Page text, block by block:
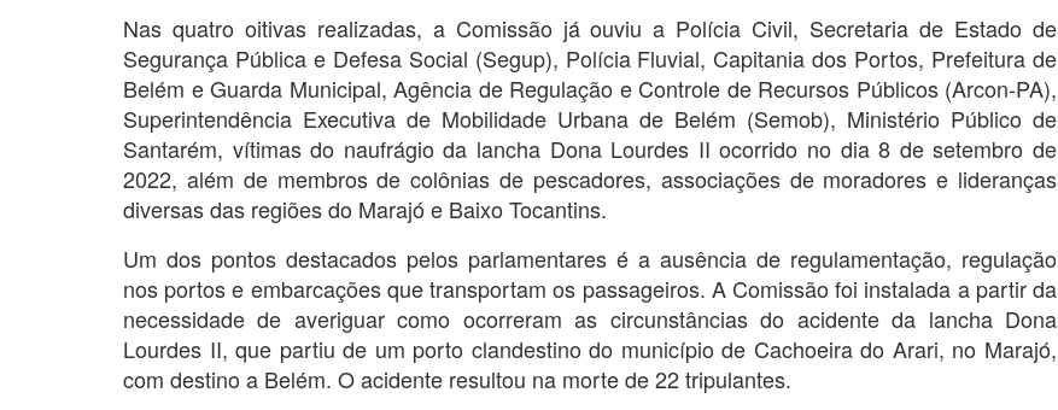
Nas quatro oitivas realizadas, a Comissão já ouviu a Polícia Civil, Secretaria de Estado de
Segurança Pública e Defesa Social (Segup), Polícia Fluvial, Capitania dos Portos, Prefeitura de
Belém e Guarda Municipal, Agência de Regulação e Controle de Recursos Públicos (Arcon-PA),
Superintendência Executiva de Mobilidade Urbana de Belém (Semob), Ministério Público de
Santarém, vítimas do naufrágio da lancha Dona Lourdes II ocorrido no dia 8 de setembro de
2022, além de membros de colônias de pescadores, associações de moradores e lideranças
diversas das regiões do Marajó e Baixo Tocantins.
Um dos pontos destacados pelos parlamentares é a ausência de regulamentação, regulação
nos portos e embarcações que transportam os passageiros. A Comissão foi instalada a partir da
necessidade de averiguar como ocorreram as circunstâncias do acidente da lancha Dona
Lourdes II, que partiu de um porto clandestino do município de Cachoeira do Arari, no Marajó,
com destino a Belém. O acidente resultou na morte de 22 tripulantes.